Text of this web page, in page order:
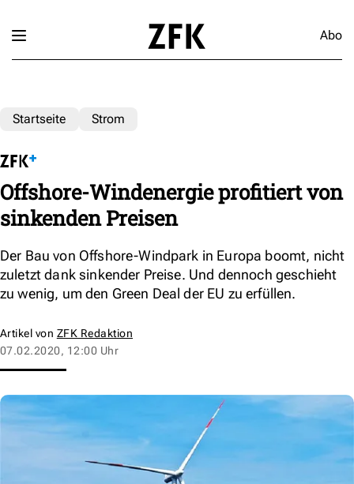
Abo
Startseite Strom
Offshore-Windenergie profitiert von
sinkenden Preisen
Der Bau von Offshore-Windpark in Europa boomt, nicht
zuletzt dank sinkender Preise. Und dennoch geschieht
zu wenig, um den Green Deal der EU zu erfüllen.
Artikel von ZFK Redaktion
07.02.2020, 12:00 Uhr